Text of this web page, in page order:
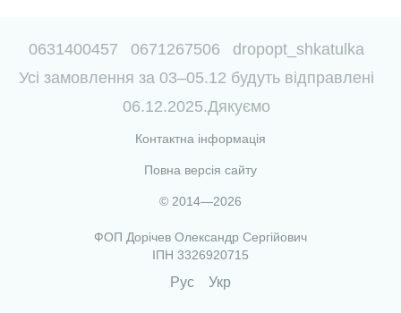
0631400457 0671267506
dropopt_shkatulka
Усі замовлення за 03–05.12 будуть відправлені
06.12.2025.Дякуємо
Контактна інформація
Повна версія сайту
© 2014—2026
ФОП Дорічев Олександр Сергійович
ІПН 3326920715
Рус Укр